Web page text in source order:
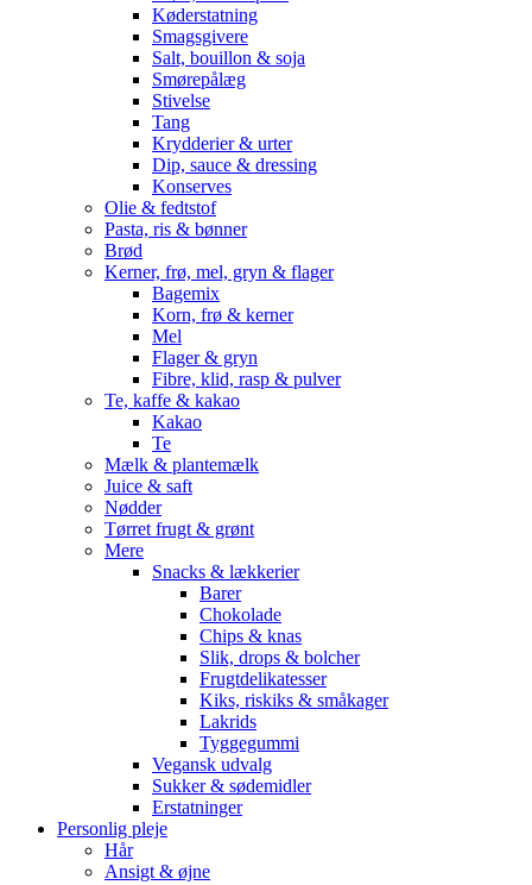
Køderstatning
Smagsgivere
Salt, bouillon & soja
Smørepålæg
Stivelse
Tang
Krydderier & urter
Dip, sauce & dressing
Konserves
Olie & fedtstof
Pasta, ris & bønner
Brød
Kerner, frø, mel, gryn & flager
Bagemix
Korn, frø & kerner
Mel
Flager & gryn
Fibre, klid, rasp & pulver
Te, kaffe & kakao
Kakao
Te
Mælk & plantemælk
Juice & saft
Nødder
Tørret frugt & grønt
Mere
Snacks & lækkerier
Barer
Chokolade
Chips & knas
Slik, drops & bolcher
Frugtdelikatesser
Kiks, riskiks & småkager
Lakrids
Tyggegummi
Vegansk udvalg
Sukker & sødemidler
Erstatninger
Personlig pleje
Hår
Ansigt & øjne